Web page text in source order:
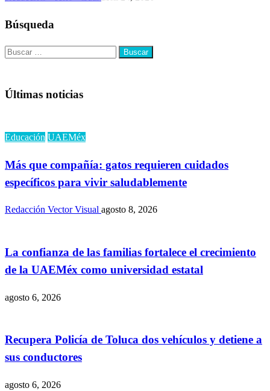
Búsqueda
Buscar:
Últimas noticias
Educación UAEMéx
Más que compañía: gatos requieren cuidados
específicos para vivir saludablemente
Redacción Vector Visual agosto 8, 2026
La confianza de las familias fortalece el crecimiento
de la UAEMéx como universidad estatal
agosto 6, 2026
Recupera Policía de Toluca dos vehículos y detiene a
sus conductores
agosto 6, 2026